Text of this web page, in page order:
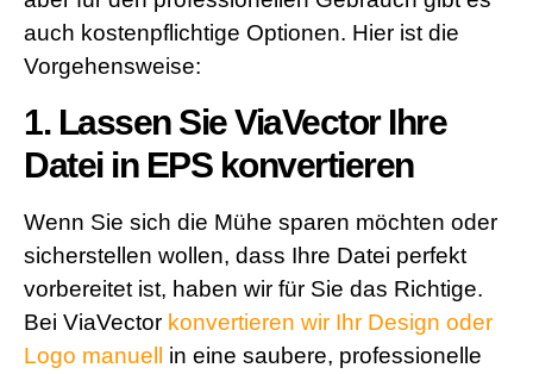
auch kostenpflichtige Optionen. Hier ist die
Vorgehensweise:
1. Lassen Sie ViaVector Ihre
Datei in EPS konvertieren
Wenn Sie sich die Mühe sparen möchten oder
sicherstellen wollen, dass Ihre Datei perfekt
vorbereitet ist, haben wir für Sie das Richtige.
Bei ViaVector konvertieren wir Ihr Design oder
Logo manuell in eine saubere, professionelle